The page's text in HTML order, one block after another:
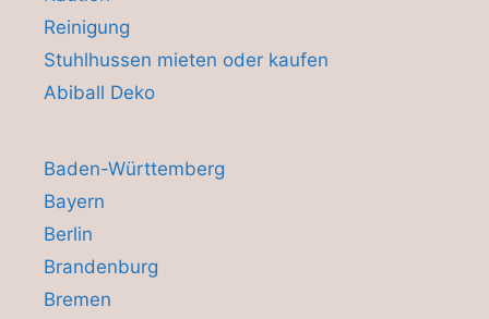
Reinigung
Stuhlhussen mieten oder kaufen
Abiball Deko
Baden-Württemberg
Bayern
Berlin
Brandenburg
Bremen